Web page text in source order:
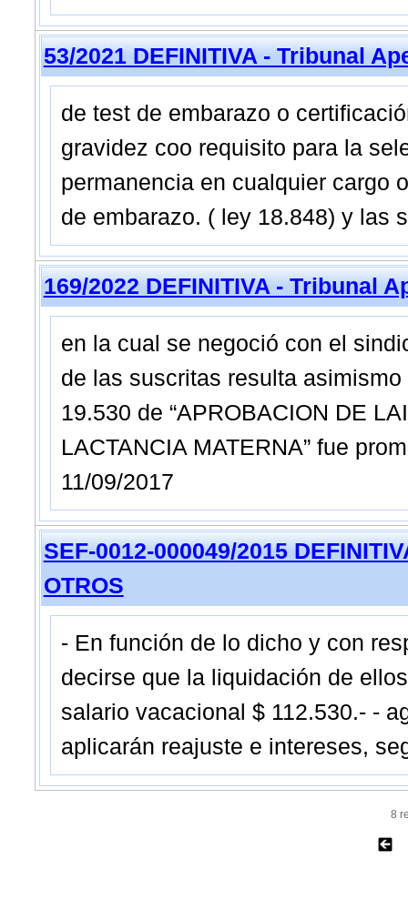
53/2021 DEFINITIVA - Tribunal
de test de embarazo o
gravidez coo requisito para la
permanencia en cualquier cargo
de embarazo. ( ley 18.848) y las
169/2022 DEFINITIVA - Tribunal
en la cual se negoció con el
de las suscritas resulta
19.530 de “APROBACION DE
LACTANCIA MATERNA” fue
11/09/2017
SEF-0012-000049/2015
OTROS
- En función de lo dicho y con
decirse que la liquidación de
salario vacacional $ 112.530.- -
aplicarán reajuste e intereses,
8